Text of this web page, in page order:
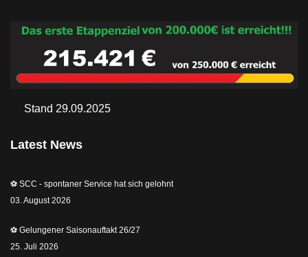
Stand 29.09.2025
Latest News
⚽️ SCC - spontaner Service hat sich gelohnt
03. August 2026
⚽️ Gelungener Saisonauftakt 26/27
25. Juli 2026